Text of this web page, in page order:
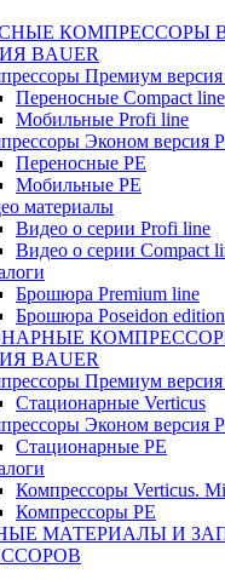
КОМПРЕССОРЫ
BAUER
Премиум версия
Переносные Compact line
Мобильные Profi line
Эконом версия
Переносные PE
Мобильные PE
материалы
Видео о серии Profi line
Видео о серии Compact
Брошюра Premium line
Брошюра Poseidon edition
BAUER
Премиум версия
Стационарные Verticus
Эконом версия
Стационарные PE
Компрессоры Verticus.
Компрессоры PE
МАТЕРИАЛЫ И